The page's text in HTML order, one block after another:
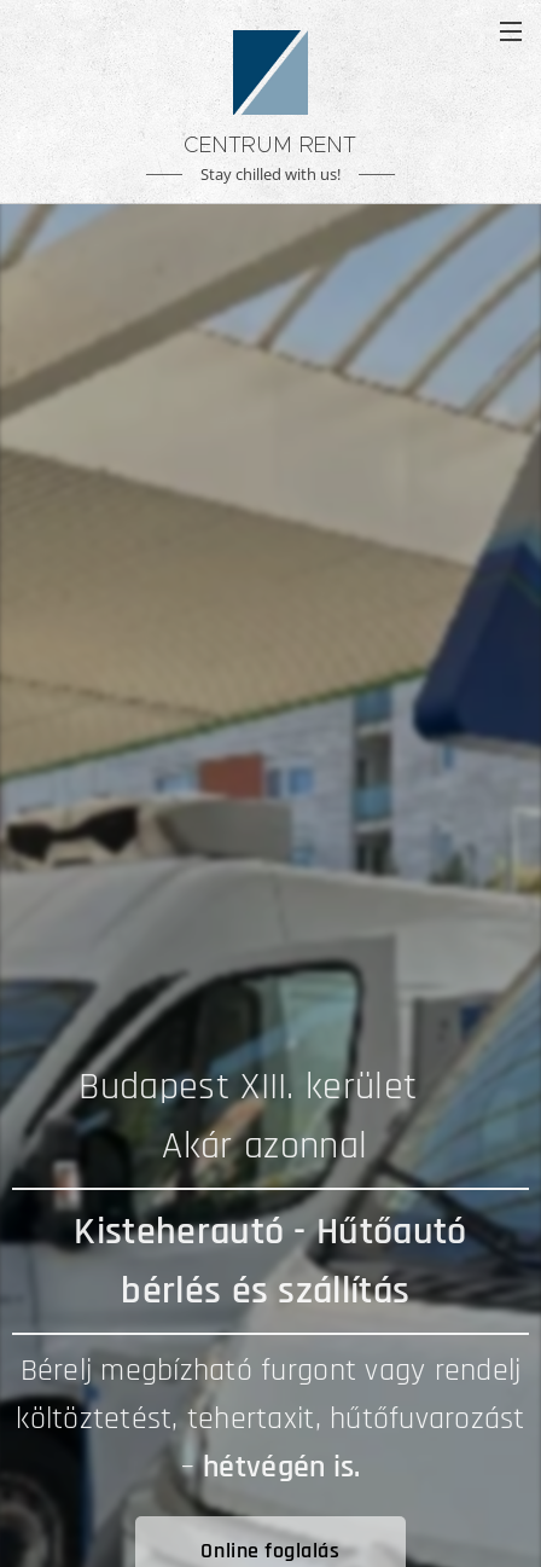
CENTRUM RENT
Stay chilled with us!
📍Budapest XIII. kerület ✅
Akár azonnal
Kisteherautó - Hűtőautó
bérlés és szállítás
Bérelj megbízható furgont vagy rendelj
költöztetést, tehertaxit, hűtőfuvarozást
–hétvégén is.
Online foglalás